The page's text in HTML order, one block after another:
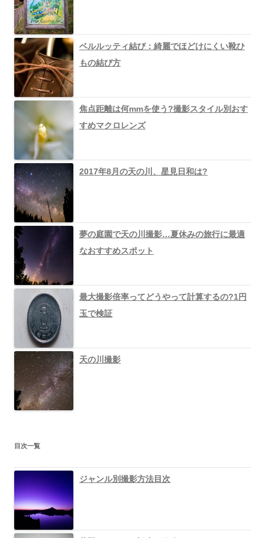
ベルルッティ結び：綺麗でほどけにくい靴ひ
もの結び方
焦点距離は何mmを使う?撮影スタイル別おす
すめマクロレンズ
2017年8月の天の川、星見日和は?
夢の庭園で天の川撮影…夏休みの旅行に最適
なおすすめスポット
最大撮影倍率ってどうやって計算するの?1円
玉で検証
天の川撮影
目次一覧
ジャンル別撮影方法目次